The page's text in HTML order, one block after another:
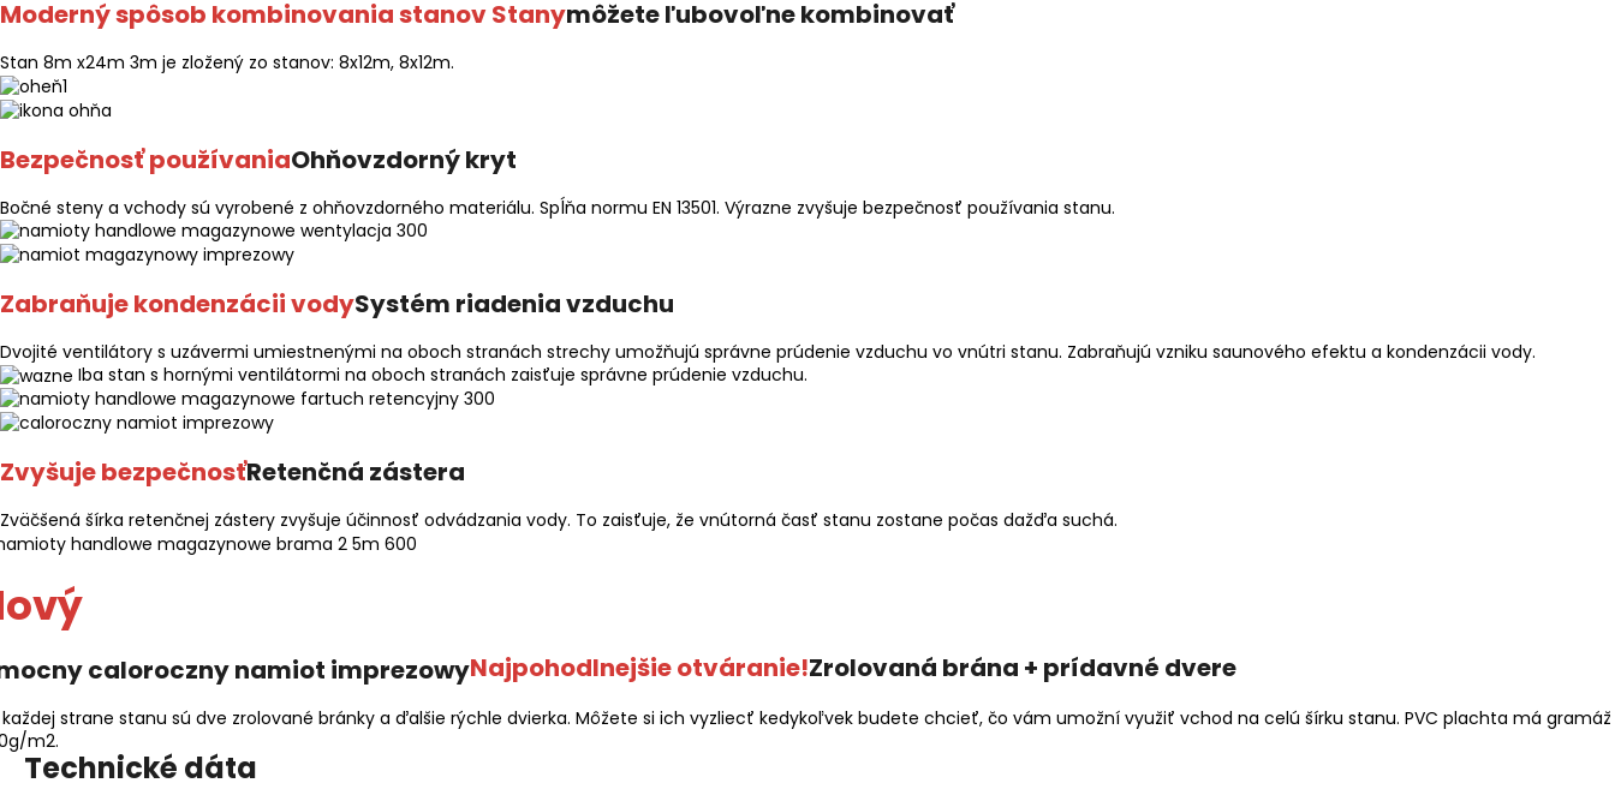
Moderný spôsob kombinovania stanov Stanymôžete ľubovoľne kombinovať
Stan 8m x24m 3m je zložený zo stanov: 8x12m, 8x12m.
Bezpečnosť používaniaOhňovzdorný kryt
Bočné steny a vchody sú vyrobené z ohňovzdorného materiálu. Spĺňa normu EN 13501. Výrazne zvyšuje bezpečnosť používania stanu.
Zabraňuje kondenzácii vodySystém riadenia vzduchu
Dvojité ventilátory s uzávermi umiestnenými na oboch stranách strechy umožňujú správne prúdenie vzduchu vo vnútri stanu. Zabraňujú vzniku saunového efektu a kondenzácii vody.
Iba stan s hornými ventilátormi na oboch stranách zaisťuje správne prúdenie vzduchu.
Zvyšuje bezpečnosťRetenčná zástera
Zväčšená šírka retenčnej zástery zvyšuje účinnosť odvádzania vody. To zaisťuje, že vnútorná časť stanu zostane počas dažďa suchá.
Najpohodlnejšie otváranie!Zrolovaná brána + prídavné dvere
každej strane stanu sú dve zrolované bránky a ďalšie rýchle dvierka. Môžete si ich vyzliecť kedykoľvek budete chcieť, čo vám umožní využiť vchod na celú šírku stanu. PVC plachta má gramáž
m2.
Technické dáta